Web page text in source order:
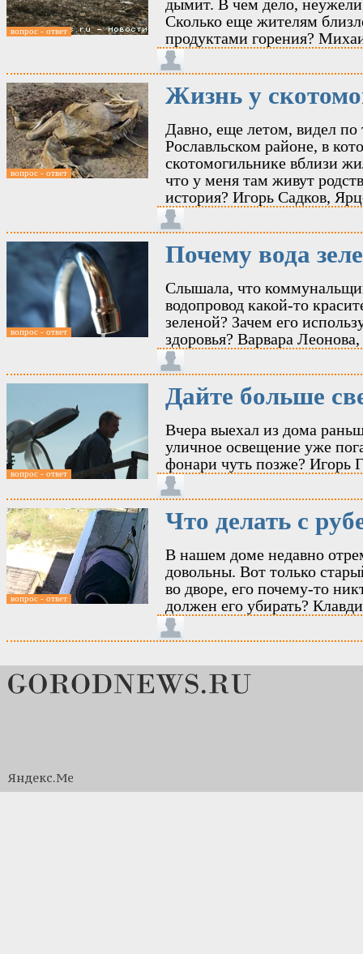
вопрос - ответ
дымит. В чем дело, неужели
Сколько еще жителям
продуктами горения?
вопрос - ответ
Жизнь у
Давно, еще летом, видел по
Рославльском районе, в
скотомогильнике вблизи
что у меня там живут
история? Игорь Садков,
вопрос - ответ
Почему вода
Слышала, что
водопровод какой-то
зеленой? Зачем его
здоровья? Варвара
вопрос - ответ
Дайте больше
Вчера выехал из дома
уличное освещение уже
фонари чуть позже? Игорь
вопрос - ответ
Что делать с
В нашем доме недавно
довольны. Вот только
во дворе, его почему-то
должен его убирать?